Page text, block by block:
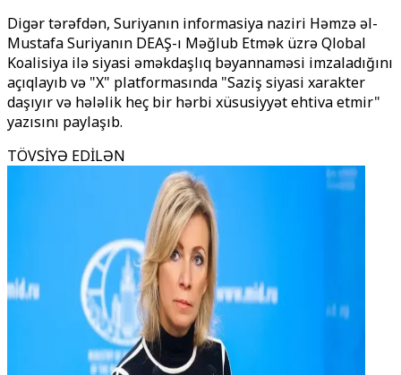
Digər tərəfdən, Suriyanın informasiya naziri Həmzə əl-
Mustafa Suriyanın DEAŞ-ı Məğlub Etmək üzrə Qlobal
Koalisiya ilə siyasi əməkdaşlıq bəyannaməsi imzaladığını
açıqlayıb və "X" platformasında "Saziş siyasi xarakter
daşıyır və hələlik heç bir hərbi xüsusiyyət ehtiva etmir"
yazısını paylaşıb.
TÖVSİYƏ EDİLƏN